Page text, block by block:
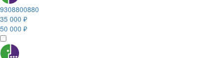
9308800880
35 000 ₽
50 000 ₽